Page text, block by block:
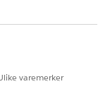
varemerker